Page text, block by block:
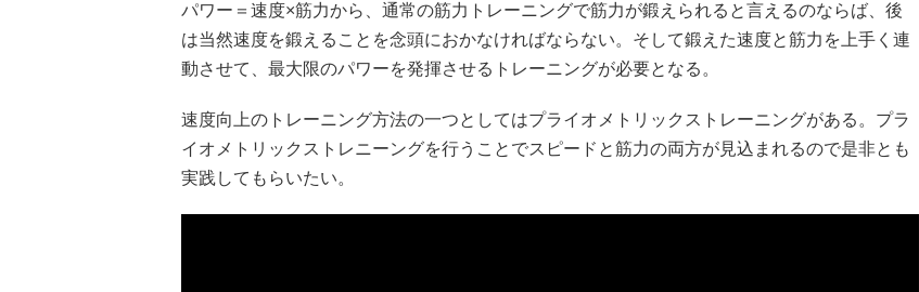
パワー＝速度×筋力から、通常の筋力トレーニングで筋力が鍛えられると言えるのならば、後
は当然速度を鍛えることを念頭におかなければならない。そして鍛えた速度と筋力を上手く連
動させて、最大限のパワーを発揮させるトレーニングが必要となる。
速度向上のトレーニング方法の一つとしてはプライオメトリックストレーニングがある。プラ
イオメトリックストレニーングを行うことでスピードと筋力の両方が見込まれるので是非とも
実践してもらいたい。